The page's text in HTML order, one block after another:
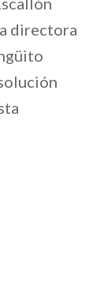
directora